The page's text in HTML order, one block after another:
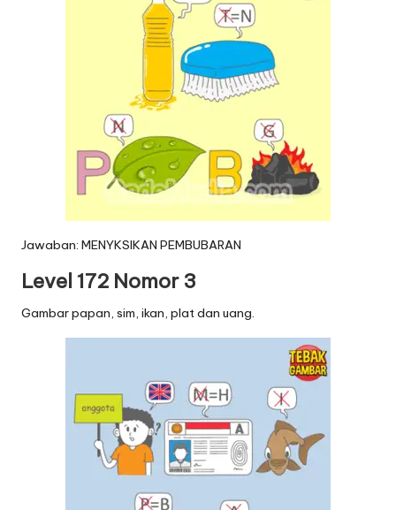
Jawaban: MENYKSIKAN PEMBUBARAN
Level 172 Nomor 3
Gambar papan, sim, ikan, plat dan uang.